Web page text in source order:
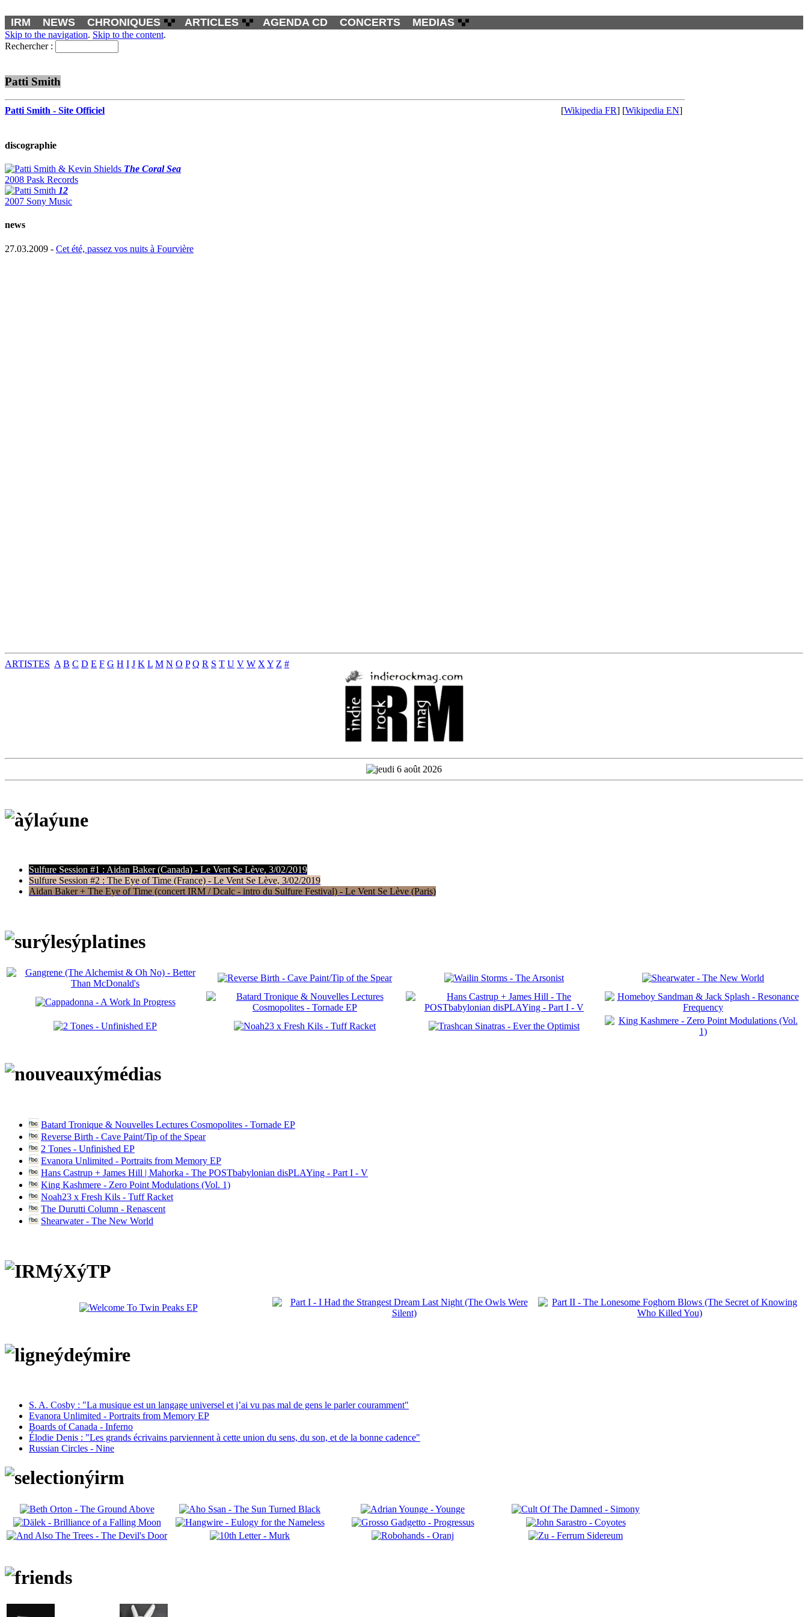
IRM NEWS CHRONIQUES ARTICLES AGENDA CD CONCERTS MEDIAS
Skip to the navigation. Skip to the content.
Rechercher :
Patti Smith
[Wikipedia FR] [Wikipedia EN]
Patti Smith - Site Officiel
discographie
The Coral Sea
2008 Pask Records
12
2007 Sony Music
news
27.03.2009 - Cet été, passez vos nuits à Fourvière
ARTISTES A B C D E F G H I J K L M N O P Q R S T U V W X Y Z #
Sulfure Session #1 : Aidan Baker (Canada) - Le Vent Se Lève, 3/02/2019
Sulfure Session #2 : The Eye of Time (France) - Le Vent Se Lève, 3/02/2019
Aidan Baker + The Eye of Time (concert IRM / Dcalc - intro du Sulfure Festival) - Le Vent Se Lève (Paris)
Batard Tronique & Nouvelles Lectures Cosmopolites - Tornade EP
Reverse Birth - Cave Paint/Tip of the Spear
2 Tones - Unfinished EP
Evanora Unlimited - Portraits from Memory EP
Hans Castrup + James Hill | Mahorka - The POSTbabylonian disPLAYing - Part I - V
King Kashmere - Zero Point Modulations (Vol. 1)
Noah23 x Fresh Kils - Tuff Racket
The Durutti Column - Renascent
Shearwater - The New World
S. A. Cosby : "La musique est un langage universel et j’ai vu pas mal de gens le parler couramment"
Evanora Unlimited - Portraits from Memory EP
Boards of Canada - Inferno
Élodie Denis : "Les grands écrivains parviennent à cette union du sens, du son, et de la bonne cadence"
Russian Circles - Nine